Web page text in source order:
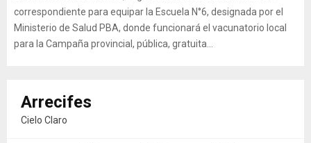
correspondiente para equipar la Escuela N°6, designada por el
Ministerio de Salud PBA, donde funcionará el vacunatorio local
para la Campaña provincial, pública, gratuita...
Arrecifes
Cielo Claro